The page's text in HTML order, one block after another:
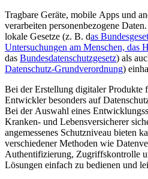
Tragbare Geräte, mobile Apps und
verarbeiten personenbezogene
lokale Gesetze (z. B. das
Untersuchungen am Menschen, das
das Bundesdatenschutzgesetz) als
Datenschutz-Grundverordnung)
Bei der Erstellung digitaler Produkte
Entwickler besonders auf
Bei der Auswahl eines
Kranken- und Lebensversicherer
angemessenes Schutzniveau bieten
verschiedener Methoden wie
Authentifizierung, Zugriffskontrolle
Lösungen einfach zu bedienen und